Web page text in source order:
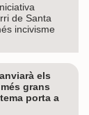
de Santa
incivisme
els
grans
porta a